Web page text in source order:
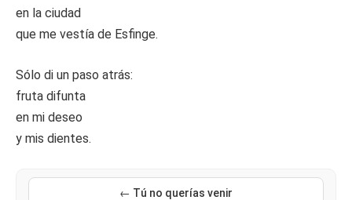
en la ciudad
que me vestía de Esfinge.
Sólo di un paso atrás:
fruta difunta
en mi deseo
y mis dientes.
← Tú no querías venir